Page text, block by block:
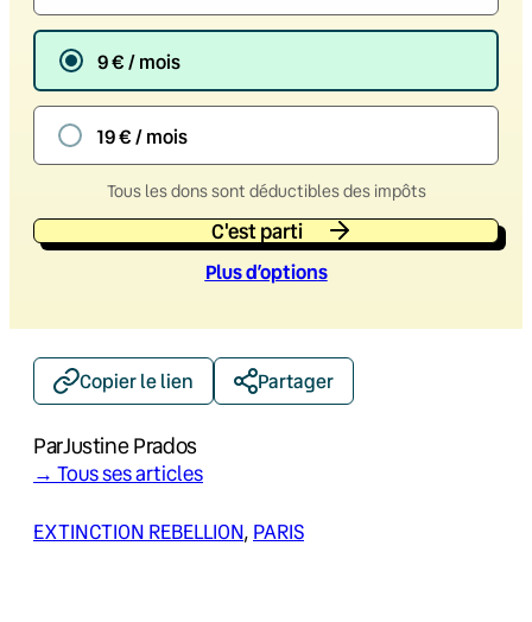
9 € / mois
19 € / mois
Tous les dons sont déductibles des impôts
C'est parti
Plus d’options
Copier le lien Partager
ParJustine Prados
→ Tous ses articles
EXTINCTION REBELLION, PARIS